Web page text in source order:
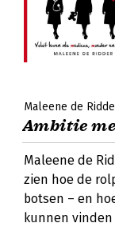
Maleene de
Ambitie
Maleene de
zien hoe de
botsen – en
kunnen